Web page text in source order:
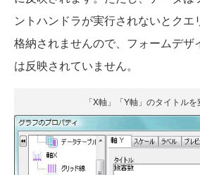
ントハンドラが実行されないとクエ
格納されませんので、フォームデザ
は反映されていません。
「X軸」「Y軸」のタイトル